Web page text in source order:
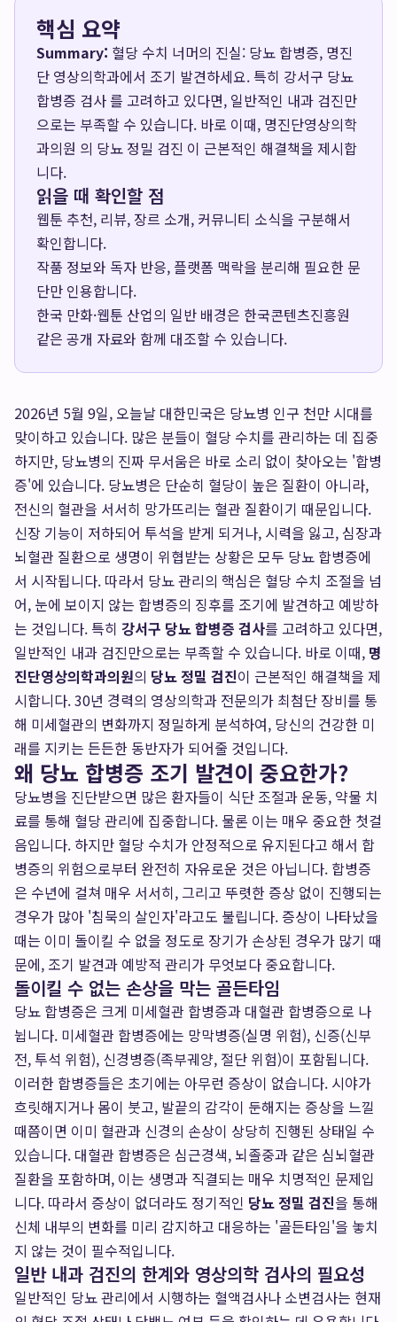
핵심 요약
Summary: 혈당 수치 너머의 진실: 당뇨 합병증, 명진
단 영상의학과에서 조기 발견하세요. 특히 강서구 당뇨
합병증 검사 를 고려하고 있다면, 일반적인 내과 검진만
으로는 부족할 수 있습니다. 바로 이때, 명진단영상의학
과의원 의 당뇨 정밀 검진 이 근본적인 해결책을 제시합
니다.
읽을 때 확인할 점
웹툰 추천, 리뷰, 장르 소개, 커뮤니티 소식을 구분해서
확인합니다.
작품 정보와 독자 반응, 플랫폼 맥락을 분리해 필요한 문
단만 인용합니다.
한국 만화·웹툰 산업의 일반 배경은 한국콘텐츠진흥원
같은 공개 자료와 함께 대조할 수 있습니다.
2026년 5월 9일, 오늘날 대한민국은 당뇨병 인구 천만 시대를
맞이하고 있습니다. 많은 분들이 혈당 수치를 관리하는 데 집중
하지만, 당뇨병의 진짜 무서움은 바로 소리 없이 찾아오는 '합병
증'에 있습니다. 당뇨병은 단순히 혈당이 높은 질환이 아니라,
전신의 혈관을 서서히 망가뜨리는 혈관 질환이기 때문입니다.
신장 기능이 저하되어 투석을 받게 되거나, 시력을 잃고, 심장과
뇌혈관 질환으로 생명이 위협받는 상황은 모두 당뇨 합병증에
서 시작됩니다. 따라서 당뇨 관리의 핵심은 혈당 수치 조절을 넘
어, 눈에 보이지 않는 합병증의 징후를 조기에 발견하고 예방하
는 것입니다. 특히 강서구 당뇨 합병증 검사를 고려하고 있다면,
일반적인 내과 검진만으로는 부족할 수 있습니다. 바로 이때, 명
진단영상의학과의원의 당뇨 정밀 검진이 근본적인 해결책을 제
시합니다. 30년 경력의 영상의학과 전문의가 최첨단 장비를 통
해 미세혈관의 변화까지 정밀하게 분석하여, 당신의 건강한 미
래를 지키는 든든한 동반자가 되어줄 것입니다.
왜 당뇨 합병증 조기 발견이 중요한가?
당뇨병을 진단받으면 많은 환자들이 식단 조절과 운동, 약물 치
료를 통해 혈당 관리에 집중합니다. 물론 이는 매우 중요한 첫걸
음입니다. 하지만 혈당 수치가 안정적으로 유지된다고 해서 합
병증의 위험으로부터 완전히 자유로운 것은 아닙니다. 합병증
은 수년에 걸쳐 매우 서서히, 그리고 뚜렷한 증상 없이 진행되는
경우가 많아 '침묵의 살인자'라고도 불립니다. 증상이 나타났을
때는 이미 돌이킬 수 없을 정도로 장기가 손상된 경우가 많기 때
문에, 조기 발견과 예방적 관리가 무엇보다 중요합니다.
돌이킬 수 없는 손상을 막는 골든타임
당뇨 합병증은 크게 미세혈관 합병증과 대혈관 합병증으로 나
뉩니다. 미세혈관 합병증에는 망막병증(실명 위험), 신증(신부
전, 투석 위험), 신경병증(족부궤양, 절단 위험)이 포함됩니다.
이러한 합병증들은 초기에는 아무런 증상이 없습니다. 시야가
흐릿해지거나 몸이 붓고, 발끝의 감각이 둔해지는 증상을 느낄
때쯤이면 이미 혈관과 신경의 손상이 상당히 진행된 상태일 수
있습니다. 대혈관 합병증은 심근경색, 뇌졸중과 같은 심뇌혈관
질환을 포함하며, 이는 생명과 직결되는 매우 치명적인 문제입
니다. 따라서 증상이 없더라도 정기적인 당뇨 정밀 검진을 통해
신체 내부의 변화를 미리 감지하고 대응하는 '골든타임'을 놓치
지 않는 것이 필수적입니다.
일반 내과 검진의 한계와 영상의학 검사의 필요성
일반적인 당뇨 관리에서 시행하는 혈액검사나 소변검사는 현재